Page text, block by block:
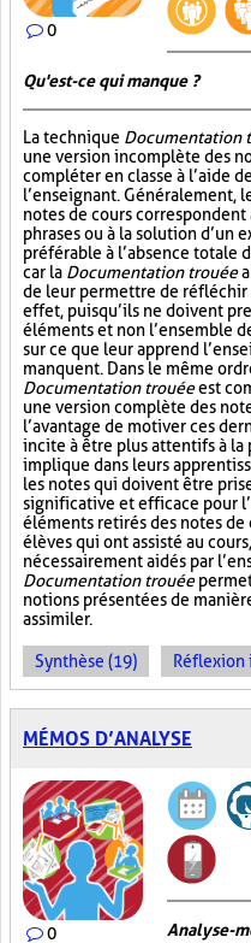
0
Qu'est-ce qui manque ?
La technique Documentation
une version incomplète des
compléter en classe à l’aide
l’enseignant. Généralement,
notes de cours correspondent
phrases ou à la solution d’un
préférable à l’absence totale
car la Documentation trouéea
de leur permettre de réfléchir
effet, puisqu’ils ne doivent
éléments et non l’ensemble
sur ce que leur apprend
manquent. Dans le même
Documentation trouéeest
une version complète des
l’avantage de motiver ces
incite à être plus attentifs à la
implique dans leurs
les notes qui doivent être
significative et efficace pour
éléments retirés des notes
élèves qui ont assisté au
nécessairement aidés par
Documentation trouée
notions présentées de
assimiler.
Synthèse (19)
MÉMOS D’ANALYSE
0 Analyse-